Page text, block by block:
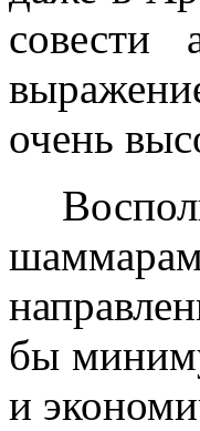
совести
очень
бы
и